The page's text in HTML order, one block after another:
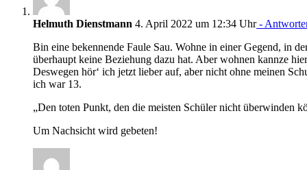
Helmuth Dienstmann 4. April 2022 um 12:34 Uhr-
Bin eine bekennende Faule Sau. Wohne in einer Gegend, in
überhaupt keine Beziehung dazu hat. Aber wohnen kannze
Deswegen hör‘ ich jetzt lieber auf, aber nicht ohne meinen
ich war 13.
„Den toten Punkt, den die meisten Schüler nicht überwinden
Um Nachsicht wird gebeten!